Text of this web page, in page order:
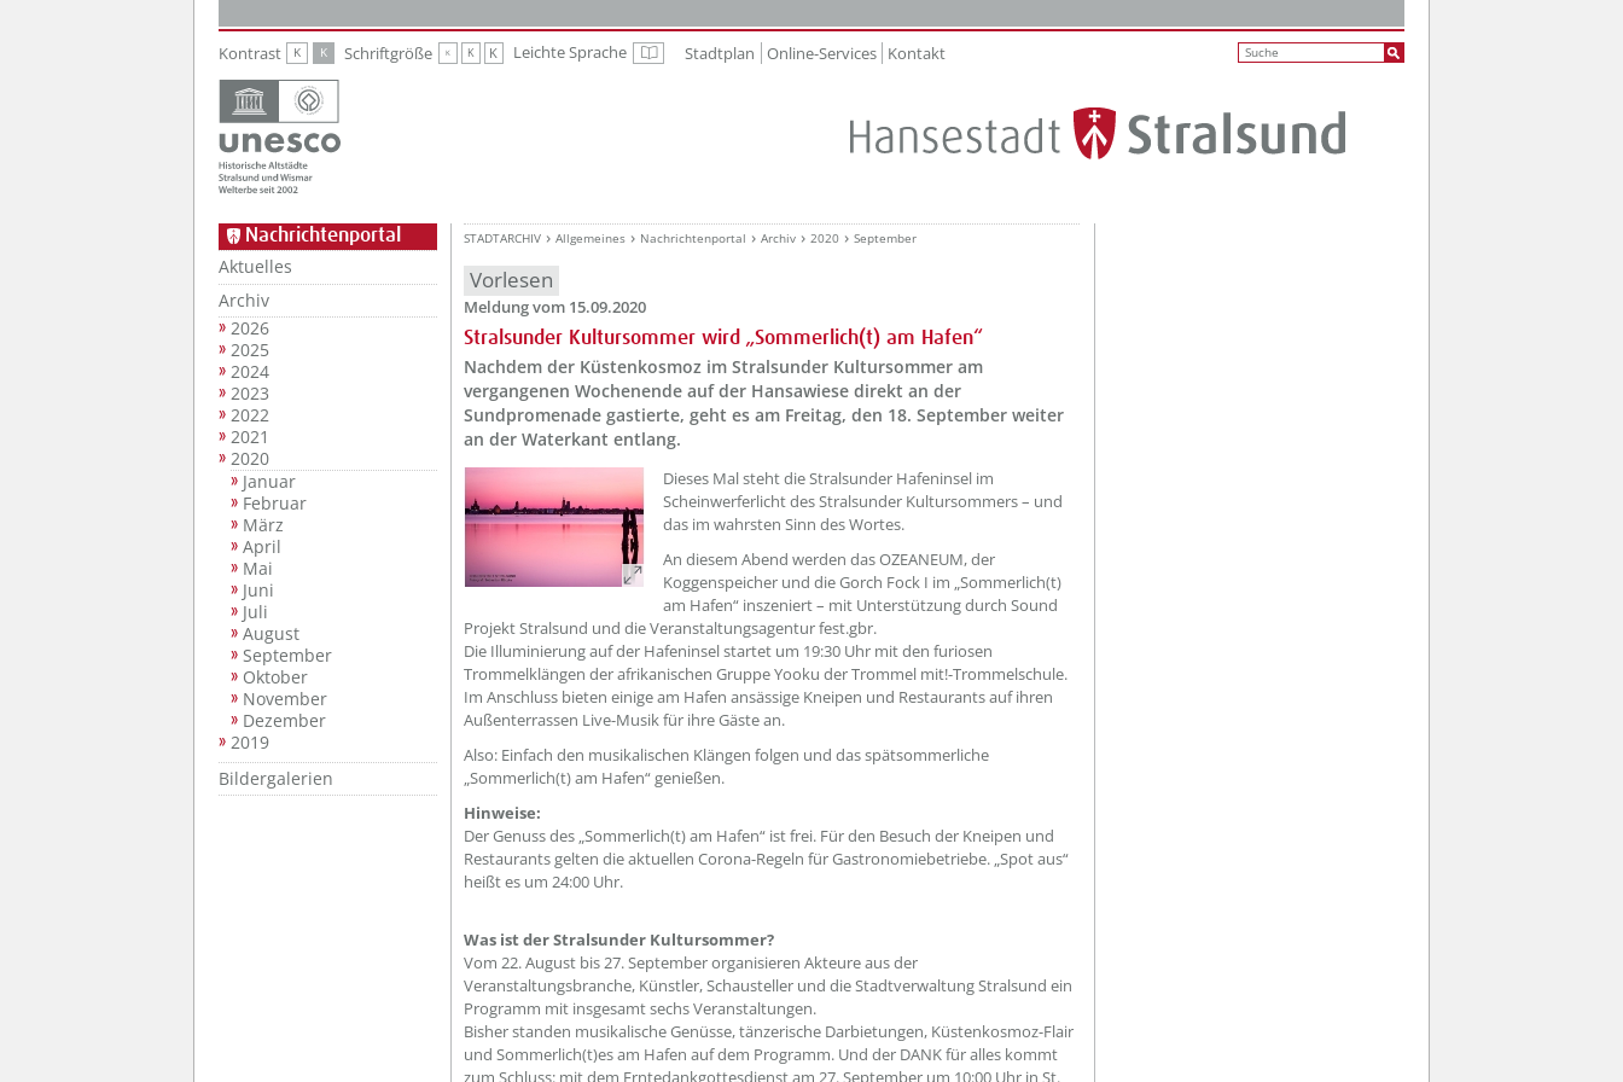
Kontrast K K Schriftgröße K K K Leichte Sprache Leichte Sprache
Stadtplan Online-Services Kontakt
Nachrichtenportal
Aktuelles
Archiv
2026
2025
2024
2023
2022
2021
2020
Januar
Februar
März
April
Mai
Juni
Juli
August
September
Oktober
November
Dezember
2019
Bildergalerien
STADTARCHIV Allgemeines Nachrichtenportal Archiv 2020 September
Vorlesen
Meldung vom 15.09.2020
Stralsunder Kultursommer wird „Sommerlich(t) am Hafen“
Nachdem der Küstenkosmoz im Stralsunder Kultursommer am
vergangenen Wochenende auf der Hansawiese direkt an der
Sundpromenade gastierte, geht es am Freitag, den 18. September weiter
an der Waterkant entlang.
Dieses Mal steht die Stralsunder Hafeninsel im
Scheinwerferlicht des Stralsunder Kultursommers – und
das im wahrsten Sinn des Wortes.
An diesem Abend werden das OZEANEUM, der
Koggenspeicher und die Gorch Fock I im „Sommerlich(t)
am Hafen“ inszeniert – mit Unterstützung durch Sound
Projekt Stralsund und die Veranstaltungsagentur fest.gbr.
Die Illuminierung auf der Hafeninsel startet um 19:30 Uhr mit den furiosen
Trommelklängen der afrikanischen Gruppe Yooku der Trommel mit!-Trommelschule.
Im Anschluss bieten einige am Hafen ansässige Kneipen und Restaurants auf ihren
Außenterrassen Live-Musik für ihre Gäste an.
Also: Einfach den musikalischen Klängen folgen und das spätsommerliche
„Sommerlich(t) am Hafen“ genießen.
Hinweise:
Der Genuss des „Sommerlich(t) am Hafen“ ist frei. Für den Besuch der Kneipen und
Restaurants gelten die aktuellen Corona-Regeln für Gastronomiebetriebe. „Spot aus“
heißt es um 24:00 Uhr.
Was ist der Stralsunder Kultursommer?
Vom 22. August bis 27. September organisieren Akteure aus der
Veranstaltungsbranche, Künstler, Schausteller und die Stadtverwaltung Stralsund ein
Programm mit insgesamt sechs Veranstaltungen.
Bisher standen musikalische Genüsse, tänzerische Darbietungen, Küstenkosmoz-Flair
und Sommerlich(t)es am Hafen auf dem Programm. Und der DANK für alles kommt
zum Schluss: mit dem Erntedankgottesdienst am 27. September um 10:00 Uhr in St.